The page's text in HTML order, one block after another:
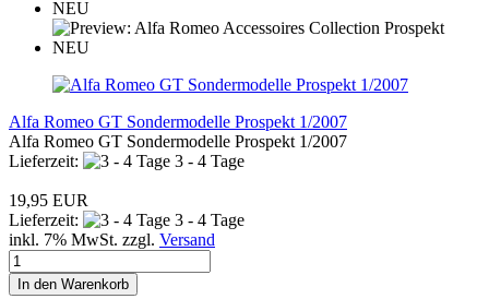
Alfa Romeo GT Sondermodelle Prospekt 1/2007
Alfa Romeo GT Sondermodelle Prospekt 1/2007
Lieferzeit:
3 - 4 Tage
19,95 EUR
Lieferzeit:
3 - 4 Tage
inkl. 7% MwSt. zzgl. Versand
In den Warenkorb